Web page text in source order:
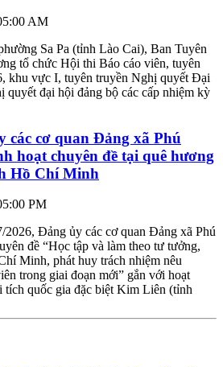
AM
Sa Pa (tỉnh Lào Cai), Ban Tuyên
tổ chức Hội thi Báo cáo viên, tuyên
khu vực I, tuyên truyền Nghị quyết Đại
đại hội đảng bộ các cấp nhiệm kỳ
các cơ quan Đảng xã Phú
hoạt chuyên đề tại quê hương
Hồ Chí Minh
PM
2026, Đảng ủy các cơ quan Đảng xã Phú
đề “Học tập và làm theo tư tưởng,
Minh, phát huy trách nhiệm nêu
trong giai đoạn mới” gắn với hoạt
quốc gia đặc biệt Kim Liên (tỉnh